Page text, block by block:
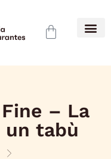
– La
un tabù